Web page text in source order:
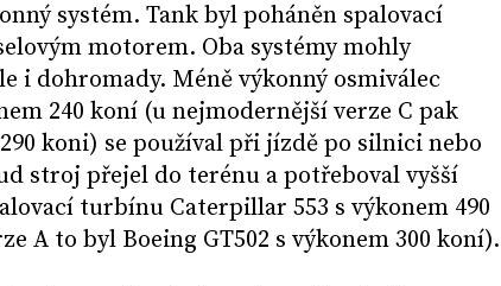
systém. Tank byl poháněn spalovací
motorem. Oba systémy mohly
i dohromady. Méně výkonný osmiválec
240 koní (u nejmodernější verze C pak
koni) se používal při jízdě po silnici nebo
stroj přejel do terénu a potřeboval vyšší
turbínu Caterpillar 553 s výkonem 490
A to byl Boeing GT502 s výkonem 300 koní).